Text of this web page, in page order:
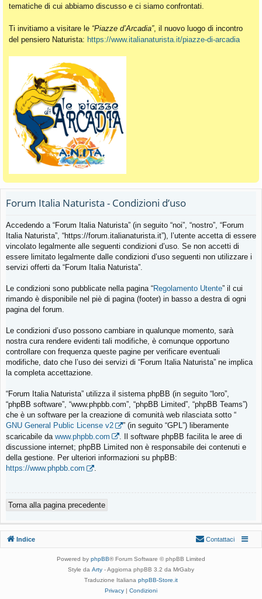
tematiche di cui abbiamo discusso e ci siamo confrontati.
Ti invitiamo a visitare le “Piazze d’Arcadia”, il nuovo luogo di incontro
del pensiero Naturista: https://www.italianaturista.it/piazze-di-arcadia
Forum Italia Naturista - Condizioni d’uso
Accedendo a “Forum Italia Naturista” (in seguito “noi”, “nostro”, “Forum
Italia Naturista”, “https://forum.italianaturista.it”), l’utente accetta di essere
vincolato legalmente alle seguenti condizioni d’uso. Se non accetti di
essere limitato legalmente dalle condizioni d’uso seguenti non utilizzare i
servizi offerti da “Forum Italia Naturista”.
Le condizioni sono pubblicate nella pagina “Regolamento Utente” il cui
rimando è disponibile nel piè di pagina (footer) in basso a destra di ogni
pagina del forum.
Le condizioni d’uso possono cambiare in qualunque momento, sarà
nostra cura rendere evidenti tali modifiche, è comunque opportuno
controllare con frequenza queste pagine per verificare eventuali
modifiche, dato che l’uso dei servizi di “Forum Italia Naturista” ne implica
la completa accettazione.
“Forum Italia Naturista” utilizza il sistema phpBB (in seguito “loro”,
“phpBB software”, “www.phpbb.com”, “phpBB Limited”, “phpBB Teams”)
che è un software per la creazione di comunità web rilasciata sotto “
GNU General Public License v2
” (in seguito “GPL”) liberamente
scaricabile da www.phpbb.com
. Il software phpBB facilita le aree di
discussione internet; phpBB Limited non è responsabile dei contenuti e
della gestione. Per ulteriori informazioni su phpBB:
https://www.phpbb.com
.
Torna alla pagina precedente
Indice Contattaci
Powered by phpBB® Forum Software © phpBB Limited
Style da Arty - Aggiorna phpBB 3.2 da MrGaby
Traduzione Italiana phpBB-Store.it
Privacy | Condizioni